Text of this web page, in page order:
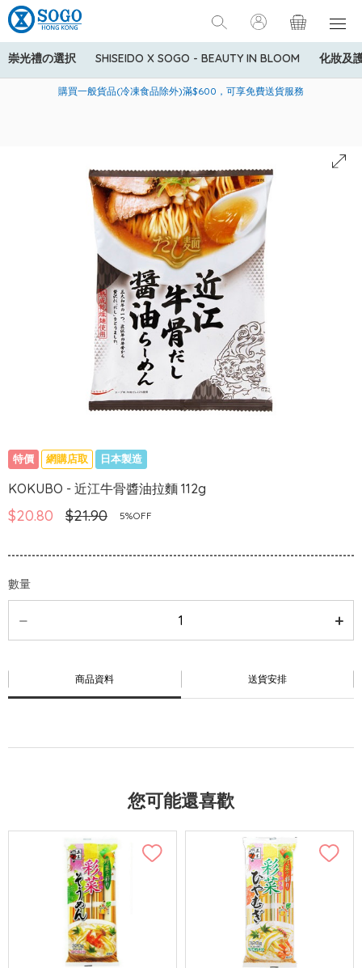
崇光禮の選択 SHISEIDO X SOGO - BEAUTY IN BLOOM 化妝及
美國運通Explorer®信用卡會員購物禮遇：高達5%簽賬回贈！
購買一般貨品(冷凍食品除外)滿$600，可享免費送貨服務
寄送中國內地服務只適用於指定商品，若訂單金額少於HK$600(折
特價 網購店取 日本製造
KOKUBO - 近江牛骨醬油拉麵 112g
$20.80 $21.90 5%OFF
數量
商品資料 送貨安排
您可能還喜歡